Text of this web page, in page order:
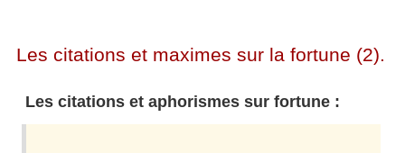
Les citations et maximes sur la fortune (2).
Les citations et aphorismes sur fortune :